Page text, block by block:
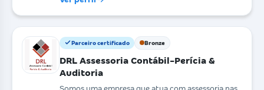
Parceiro certificado Bronze
DRL Assessoria Contábil-Perícia &
Auditoria